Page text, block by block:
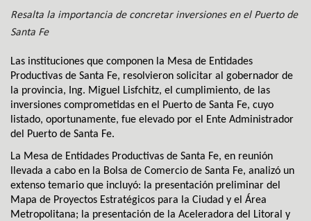
Resalta la importancia de concretar inversiones en el Puerto de
Santa Fe
Las instituciones que componen la Mesa de Entidades
Productivas de Santa Fe, resolvieron solicitar al gobernador de
la provincia, Ing. Miguel Lisfchitz, el cumplimiento, de las
inversiones comprometidas en el Puerto de Santa Fe, cuyo
listado, oportunamente, fue elevado por el Ente Administrador
del Puerto de Santa Fe.
La Mesa de Entidades Productivas de Santa Fe, en reunión
llevada a cabo en la Bolsa de Comercio de Santa Fe, analizó un
extenso temario que incluyó: la presentación preliminar del
Mapa de Proyectos Estratégicos para la Ciudad y el Área
Metropolitana; la presentación de la Aceleradora del Litoral y